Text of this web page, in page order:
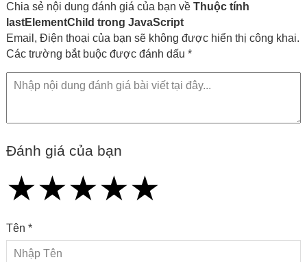
Chia sẻ nội dung đánh giá của bạn về Thuộc tính
lastElementChild trong JavaScript
Email, Điện thoại của bạn sẽ không được hiển thị công khai.
Các trường bắt buộc được đánh dấu *
Đánh giá của bạn
★
★★
★★★
★★★★
★★★★★
Tên *